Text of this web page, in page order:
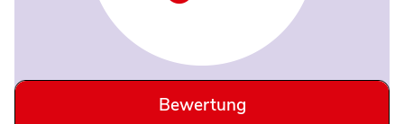
Bewertung